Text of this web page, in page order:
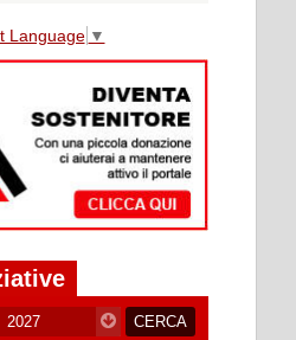
Language ▼